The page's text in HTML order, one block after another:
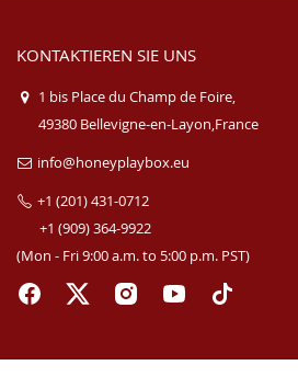
KONTAKTIEREN SIE UNS
1 bis Place du Champ de Foire,
49380 Bellevigne-en-Layon,France
info@honeyplaybox.eu
+1 (201) 431-0712
+1 (909) 364-9922
(Mon - Fri 9:00 a.m. to 5:00 p.m. PST)